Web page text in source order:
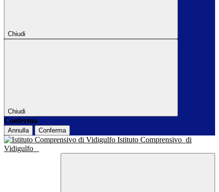
Chiudi
Chiudi
Conferma
Annulla Conferma
Istituto Comprensivo di
Vidigulfo